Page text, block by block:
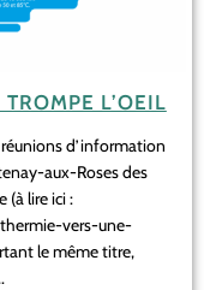
L’OEIL
d’information
aux-Roses des
(à lire ici :
vers-une-
le même titre,